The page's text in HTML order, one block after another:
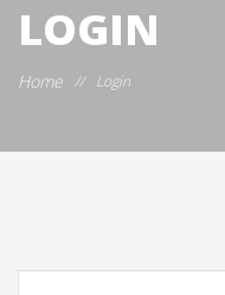
LOGIN
Home // Login